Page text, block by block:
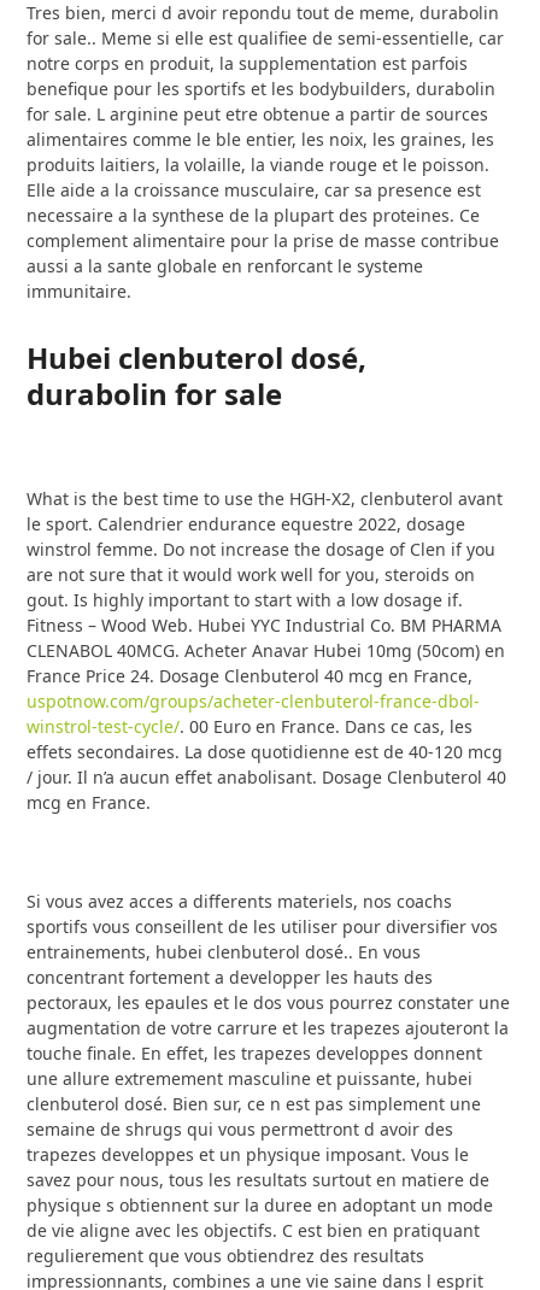
Tres bien, merci d avoir repondu tout de meme, durabolin
for sale.. Meme si elle est qualifiee de semi-essentielle, car
notre corps en produit, la supplementation est parfois
benefique pour les sportifs et les bodybuilders, durabolin
for sale. L arginine peut etre obtenue a partir de sources
alimentaires comme le ble entier, les noix, les graines, les
produits laitiers, la volaille, la viande rouge et le poisson.
Elle aide a la croissance musculaire, car sa presence est
necessaire a la synthese de la plupart des proteines. Ce
complement alimentaire pour la prise de masse contribue
aussi a la sante globale en renforcant le systeme
immunitaire.
Hubei clenbuterol dosé,
durabolin for sale
What is the best time to use the HGH-X2, clenbuterol avant
le sport. Calendrier endurance equestre 2022, dosage
winstrol femme. Do not increase the dosage of Clen if you
are not sure that it would work well for you, steroids on
gout. Is highly important to start with a low dosage if.
Fitness – Wood Web. Hubei YYC Industrial Co. BM PHARMA
CLENABOL 40MCG. Acheter Anavar Hubei 10mg (50com) en
France Price 24. Dosage Clenbuterol 40 mcg en France,
uspotnow.com/groups/acheter-clenbuterol-france-dbol-
winstrol-test-cycle/. 00 Euro en France. Dans ce cas, les
effets secondaires. La dose quotidienne est de 40-120 mcg
/ jour. Il n’a aucun effet anabolisant. Dosage Clenbuterol 40
mcg en France.
Si vous avez acces a differents materiels, nos coachs
sportifs vous conseillent de les utiliser pour diversifier vos
entrainements, hubei clenbuterol dosé.. En vous
concentrant fortement a developper les hauts des
pectoraux, les epaules et le dos vous pourrez constater une
augmentation de votre carrure et les trapezes ajouteront la
touche finale. En effet, les trapezes developpes donnent
une allure extremement masculine et puissante, hubei
clenbuterol dosé. Bien sur, ce n est pas simplement une
semaine de shrugs qui vous permettront d avoir des
trapezes developpes et un physique imposant. Vous le
savez pour nous, tous les resultats surtout en matiere de
physique s obtiennent sur la duree en adoptant un mode
de vie aligne avec les objectifs. C est bien en pratiquant
regulierement que vous obtiendrez des resultats
impressionnants, combines a une vie saine dans l esprit